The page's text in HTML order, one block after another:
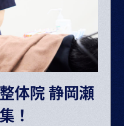
（業績に応じて年2回）
1回査定
や能力により決定
期間中の条件変更なし）
えた場合は超過分別途支給
給体院 静岡瀬
！